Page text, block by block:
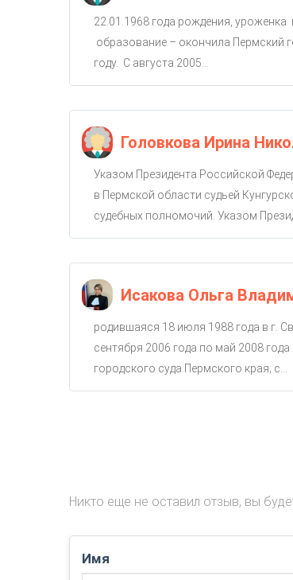
22.01.1968 года рождения,
образование – окончила Пермский
году. С августа 2005...
Головкова Ирина
Указом Президента Российской
в Пермской области судьей
судебных полномочий. Указом
Исакова Ольга
родившаяся 18 июля 1988 года в г.
сентября 2006 года по май 2008
городского суда Пермского края; с...
Никто еще не оставил отзыв, вы
Имя